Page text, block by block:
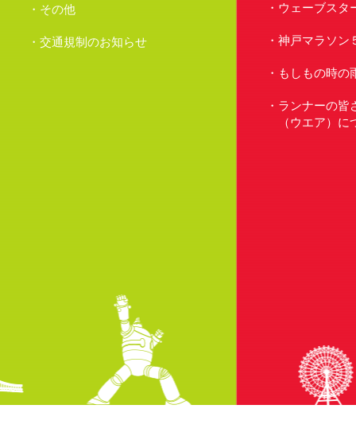
その他
交通規制のお知らせ
ウェーブスタ
神戸マラソン
もしもの時の
ランナーの皆
（ウエア）に